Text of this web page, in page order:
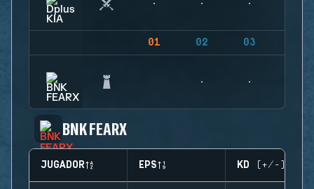
01 02 03
BNK FEARX
JUGADOR EPS KD (+/-)